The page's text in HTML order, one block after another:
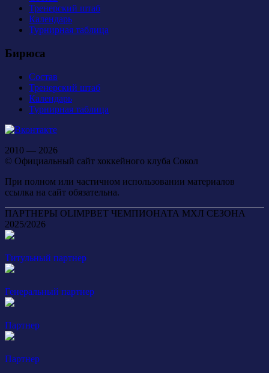
Тренерский штаб
Календарь
Турнирная таблица
Бирюса
Состав
Тренерский штаб
Календарь
Турнирная таблица
2010 — 2026
© Официальный сайт хоккейного клуба Сокол
При полном или частичном использовании материалов
ссылка на сайт обязательна.
ПАРТНЕРЫ OLIMPBET ЧЕМПИОНАТА МХЛ СЕЗОНА
2025/2026
Титульный партнер
Генеральный партнер
Партнер
Партнер